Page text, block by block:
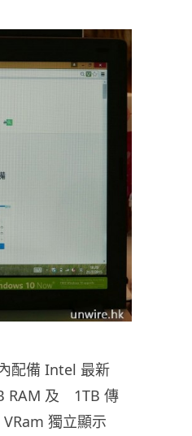
配備 Intel 最新
RAM 及 1TB 傳
獨立顯示